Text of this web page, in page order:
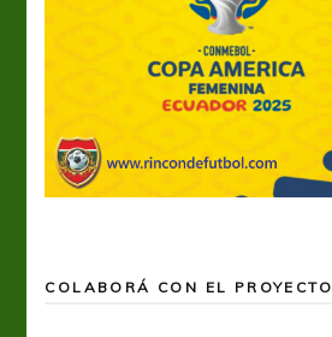
COLABORÁ CON EL PROYECTO